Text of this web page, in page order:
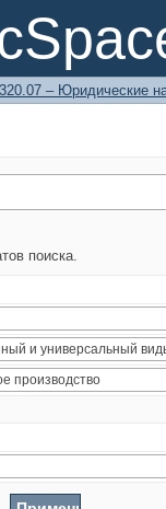
– Юридические
поиска.